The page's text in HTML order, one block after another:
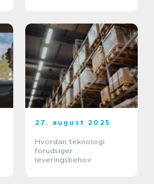
27. august 2025
Hvordan teknologi
forudsiger
leveringsbehov